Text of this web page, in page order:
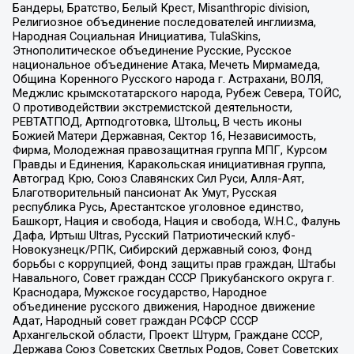
Бандеры, Братство, Белый Крест, Misanthropic division,
Религиозное объединение последователей инглиизма,
Народная Социальная Инициатива, TulaSkins,
Этнополитическое объединение Русские, Русское
национальное объединение Атака, Мечеть Мирмамеда,
Община Коренного Русского народа г. Астрахани, ВОЛЯ,
Меджлис крымскотатарского народа, Рубеж Севера, ТОЙС,
О противодействии экстремистской деятельности,
РЕВТАТПОД, Артподготовка, Штольц, В честь иконы
Божией Матери Державная, Сектор 16, Независимость,
Фирма, Молодежная правозащитная группа МПГ, Курсом
Правды и Единения, Каракольская инициативная группа,
Автоград Крю, Союз Славянских Сил Руси, Алля-Аят,
Благотворительный пансионат Ак Умут, Русская
республика Русь, Арестантское уголовное единство,
Башкорт, Нация и свобода, Нация и свобода, W.H.С., Фалунь
Дафа, Иртыш Ultras, Русский Патриотический клуб-
Новокузнецк/РПК, Сибирский державный союз, Фонд
борьбы с коррупцией, Фонд защиты прав граждан, Штабы
Навального, Совет граждан СССР Прикубанского округа г.
Краснодара, Мужское государство, Народное
объединение русского движения, Народное движение
Адат, Народный совет граждан РСФСР СССР
Архангельской области, Проект Штурм, Граждане СССР,
Держава Союз Советских Светлых Родов, Совет Советских